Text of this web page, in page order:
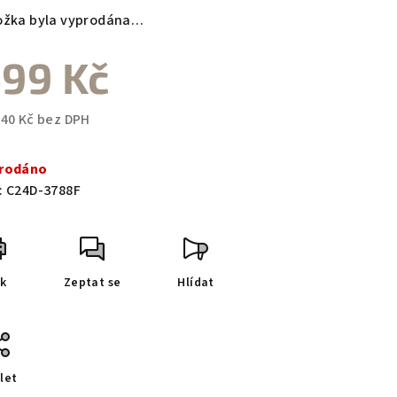
byla vyprodána…
Kč
Kč bez DPH
C24D-3788F
Zeptat se Hlídat